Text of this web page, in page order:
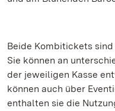
Beide Kombitickets
Sie können an
der jeweiligen Kasse
können auch über
enthalten sie die